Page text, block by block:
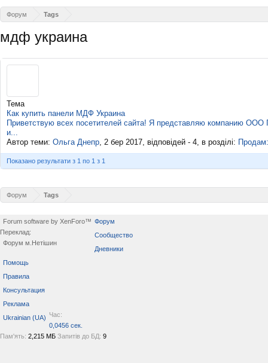
Форум Tags
мдф украина
Тема
Как купить панели МДФ Украина
Приветствую всех посетителей сайта! Я представляю компанию
и...
Автор теми: Ольга Днепр, 2 бер 2017, відповідей - 4, в розділі:
Показано результати з 1 по 1 з 1
Форум Tags
Forum software by XenForo™
Переклад:
Форум м.Нетішин
Форум
Сообщество
Дневники
Помощь
Правила
Консультация
Реклама
Ukrainian (UA) Час:
0,0456 сек.
Пам'ять: 2,215 МБ Запитів до БД: 9